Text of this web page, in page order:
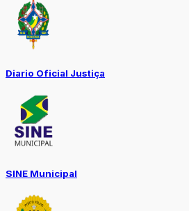
Diario Oficial Justiça
SINE Municipal